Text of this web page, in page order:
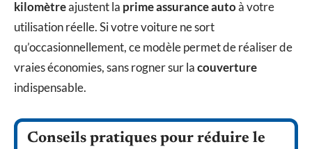
kilomètreajustent la prime assurance autoà votre
utilisation réelle. Si votre voiture ne sort
qu’occasionnellement, ce modèle permet de réaliser de
vraies économies, sans rogner sur lacouverture
indispensable.
Conseils pratiques pour réduire le